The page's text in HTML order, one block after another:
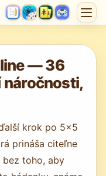
— 36
náročnosti,
krok po 5×5
prináša citeľne
bez toho, aby